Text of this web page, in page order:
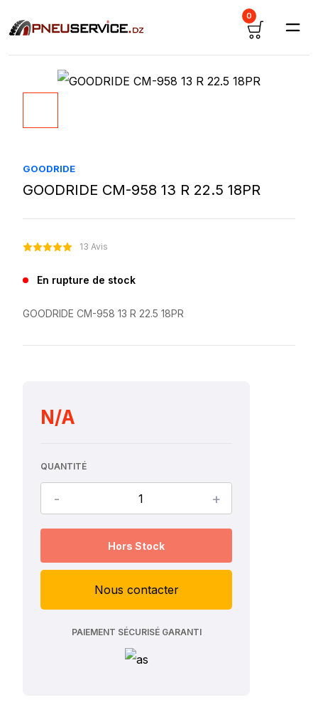
0
GOODRIDE
GOODRIDE CM-958 13 R 22.5 18PR
13 Avis
En rupture de stock
GOODRIDE CM-958 13 R 22.5 18PR
N/A
QUANTITÉ
- +
Hors Stock
Nous contacter
PAIEMENT SÉCURISÉ GARANTI